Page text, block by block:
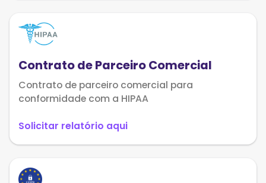
Contrato de Parceiro Comercial
Contrato de parceiro comercial para
conformidade com a HIPAA
Solicitar relatório aqui